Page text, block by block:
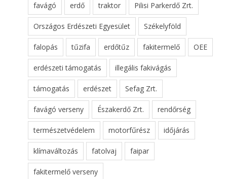
favágó erdő traktor Pilisi Parkerdő Zrt.
Országos Erdészeti Egyesület Székelyföld
falopás tűzifa erdőtűz fakitermelő OEE
erdészeti támogatás illegális fakivágás
támogatás erdészet Sefag Zrt.
favágó verseny Északerdő Zrt. rendőrség
természetvédelem motorfűrész időjárás
klímaváltozás fatolvaj faipar
fakitermelő verseny